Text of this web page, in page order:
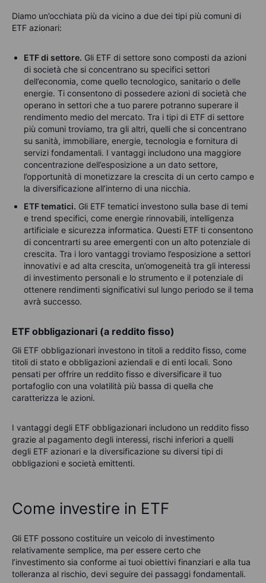
Diamo un’occhiata più da vicino a due dei tipi più comuni di
ETF azionari:
ETF di settore. Gli ETF di settore sono composti da azioni
di società che si concentrano su specifici settori
dell’economia, come quello tecnologico, sanitario o delle
energie. Ti consentono di possedere azioni di società che
operano in settori che a tuo parere potranno superare il
rendimento medio del mercato. Tra i tipi di ETF di settore
più comuni troviamo, tra gli altri, quelli che si concentrano
su sanità, immobiliare, energie, tecnologia e fornitura di
servizi fondamentali. I vantaggi includono una maggiore
concentrazione dell’esposizione a un dato settore,
l’opportunità di monetizzare la crescita di un certo campo e
la diversificazione all’interno di una nicchia.
ETF tematici. Gli ETF tematici investono sulla base di temi
e trend specifici, come energie rinnovabili, intelligenza
artificiale e sicurezza informatica. Questi ETF ti consentono
di concentrarti su aree emergenti con un alto potenziale di
crescita. Tra i loro vantaggi troviamo l’esposizione a settori
innovativi e ad alta crescita, un’omogeneità tra gli interessi
di investimento personali e lo strumento e il potenziale di
ottenere rendimenti significativi sul lungo periodo se il tema
avrà successo.
ETF obbligazionari (a reddito fisso)
Gli ETF obbligazionari investono in titoli a reddito fisso, come
titoli di stato e obbligazioni aziendali e di enti locali. Sono
pensati per offrire un reddito fisso e diversificare il tuo
portafoglio con una volatilità più bassa di quella che
caratterizza le azioni.
I vantaggi degli ETF obbligazionari includono un reddito fisso
grazie al pagamento degli interessi, rischi inferiori a quelli
degli ETF azionari e la diversificazione su diversi tipi di
obbligazioni e società emittenti.
Come investire in ETF
Gli ETF possono costituire un veicolo di investimento
relativamente semplice, ma per essere certo che
l’investimento sia conforme ai tuoi obiettivi finanziari e alla tua
tolleranza al rischio, devi seguire dei passaggi fondamentali.